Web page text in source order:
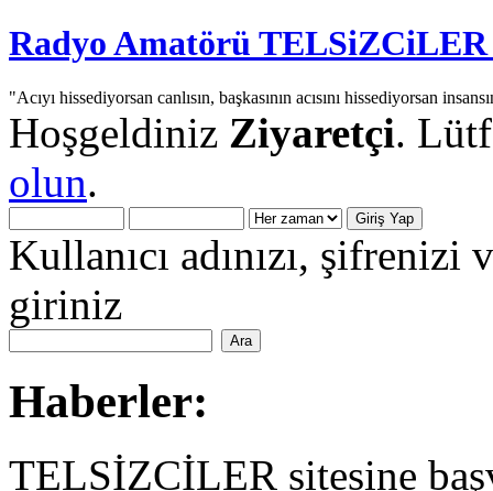
Radyo Amatörü
"Acıyı hissediyorsan canlısın, başkasının acısını hissediyorsan
Hoşgeldiniz Ziyaretçi.
olun.
Kullanıcı adınızı,
giriniz
Haberler:
TELSİZCİLER sitesine